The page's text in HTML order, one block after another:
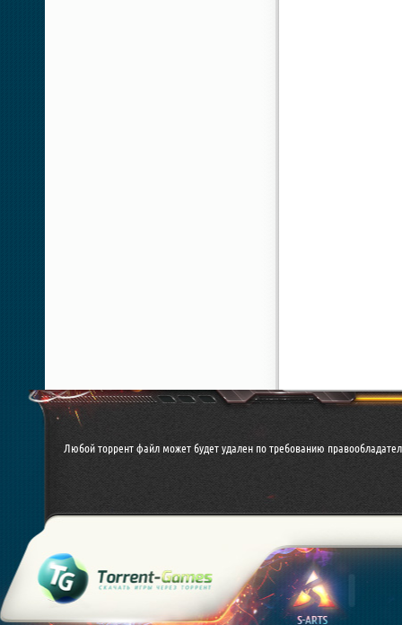
Любой торрент файл может будет удален по требованию